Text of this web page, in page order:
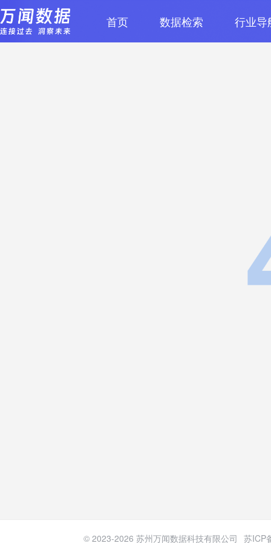
首页 数据检索 行业导
© 2023-2026 苏州万闻数据科技有限公司 苏ICP